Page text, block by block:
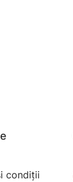
condiţii